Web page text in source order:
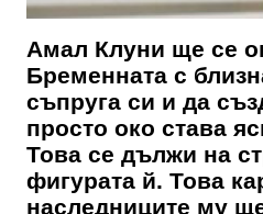
Амал Клуни ще се
Бременната с
съпруга си и да
просто око става
Това се дължи на
фигурата й. Това
наследниците му